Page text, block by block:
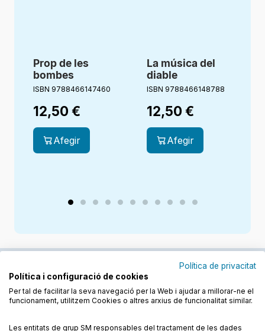
Prop de les
bombes
ISBN 9788466147460
12,50 €
Afegir
La música del
diable
ISBN 9788466148788
12,50 €
Afegir
Política de privacitat
Política i configuració de cookies
Per tal de facilitar la seva navegació per la Web i ajudar a millorar-ne el
funcionament, utilitzem Cookies o altres arxius de funcionalitat similar.
Les entitats de grup SM responsables del tractament de les dades